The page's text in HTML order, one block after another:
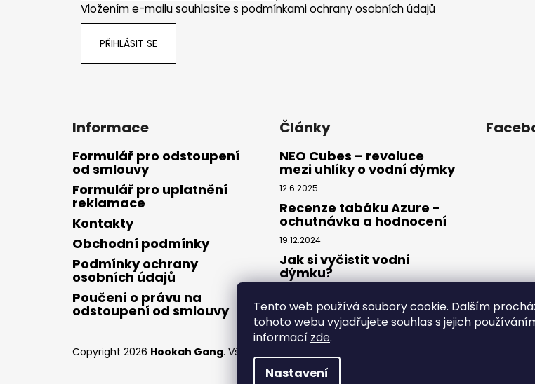
Tento web používá soubory cookie. Dalším
tohoto webu vyjadřujete souhlas s jejich
informací zde.
Nastavení
Vložením e-mailu souhlasíte s podmínkami ochrany osobních údajů
PŘIHLÁSIT SE
Informace
Formulář pro odstoupení
od smlouvy
Formulář pro uplatnění
reklamace
Kontakty
Obchodní podmínky
Podmínky ochrany
osobních údajů
Poučení o právu na
odstoupení od smlouvy
Články
NEO Cubes – revoluce
mezi uhlíky o vodní dýmky
12.6.2025
Recenze tabáku Azure -
ochutnávka a hodnocení
19.12.2024
Jak si vyčistit vodní
dýmku?
Copyright 2026 Hookah Gang. Všechna práva vyhrazena.